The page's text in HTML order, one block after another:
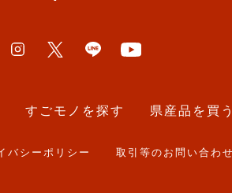
すごモノを探す 県産品を買
バシーポリシー 取引等のお問い合わ